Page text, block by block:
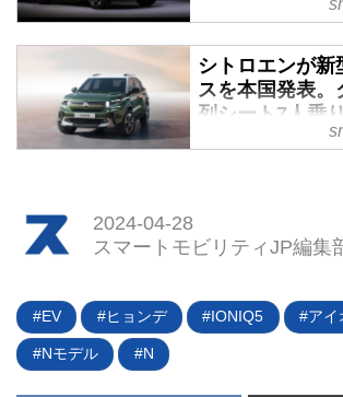
ァイブ・エヌ）
れは「EVでもス
いうヒョンデの宣
なので、その内
だ - スマートモ
2023年10月30日
リティジャパン
Mobility Japan）
ディのEV「コナ
シトロエンが新
スを本国発表。
列シート7人乗
ートモビリティ
れており、公開さ
あわせて順次詳細
という。
2024-04-28
スマートモビリティJP編集
EV ヒョンデ IONIQ5 アイ
Nモデル N